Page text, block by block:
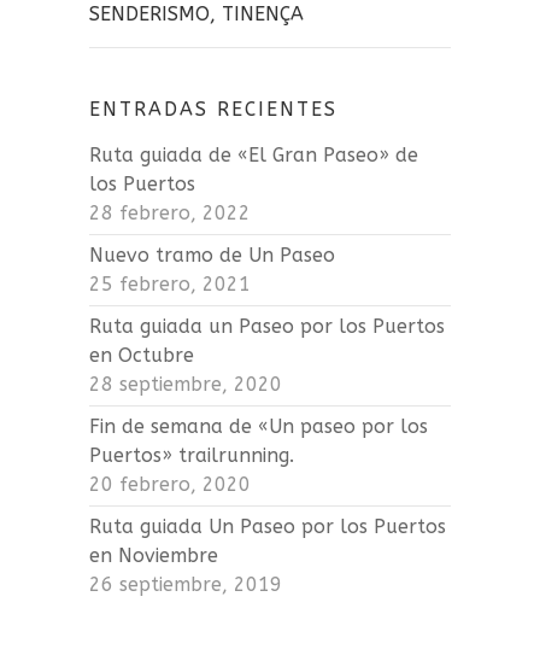
SENDERISMO, TINENÇA
ENTRADAS RECIENTES
Ruta guiada de «El Gran Paseo» de
los Puertos
28 febrero, 2022
Nuevo tramo de Un Paseo
25 febrero, 2021
Ruta guiada un Paseo por los Puertos
en Octubre
28 septiembre, 2020
Fin de semana de «Un paseo por los
Puertos» trailrunning.
20 febrero, 2020
Ruta guiada Un Paseo por los Puertos
en Noviembre
26 septiembre, 2019